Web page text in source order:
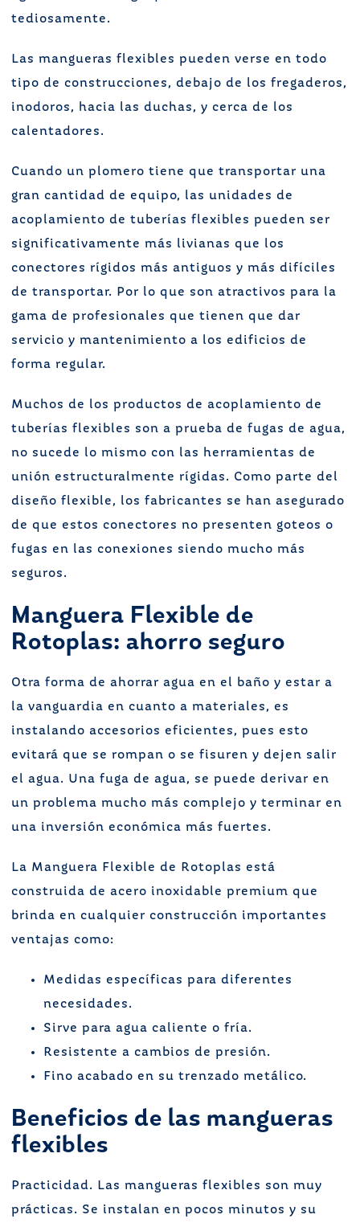
tediosamente.
Las mangueras flexibles pueden verse en todo
tipo de construcciones, debajo de los fregaderos,
inodoros, hacia las duchas, y cerca de los
calentadores.
Cuando un plomero tiene que transportar una
gran cantidad de equipo, las unidades de
acoplamiento de tuberías flexibles pueden ser
significativamente más livianas que los
conectores rígidos más antiguos y más difíciles
de transportar. Por lo que son atractivos para la
gama de profesionales que tienen que dar
servicio y mantenimiento a los edificios de
forma regular.
Muchos de los productos de acoplamiento de
tuberías flexibles son a prueba de fugas de agua,
no sucede lo mismo con las herramientas de
unión estructuralmente rígidas. Como parte del
diseño flexible, los fabricantes se han asegurado
de que estos conectores no presenten goteos o
fugas en las conexiones siendo mucho más
seguros.
Manguera Flexible de
Rotoplas: ahorro seguro
Otra forma de ahorrar agua en el baño y estar a
la vanguardia en cuanto a materiales, es
instalando accesorios eficientes, pues esto
evitará que se rompan o se fisuren y dejen salir
el agua. Una fuga de agua, se puede derivar en
un problema mucho más complejo y terminar en
una inversión económica más fuertes.
La Manguera Flexible de Rotoplas está
construida de acero inoxidable premium que
brinda en cualquier construcción importantes
ventajas como:
Medidas específicas para diferentes
necesidades.
Sirve para agua caliente o fría.
Resistente a cambios de presión.
Fino acabado en su trenzado metálico.
Beneficios de las mangueras
flexibles
Practicidad. Las mangueras flexibles son muy
prácticas. Se instalan en pocos minutos y su